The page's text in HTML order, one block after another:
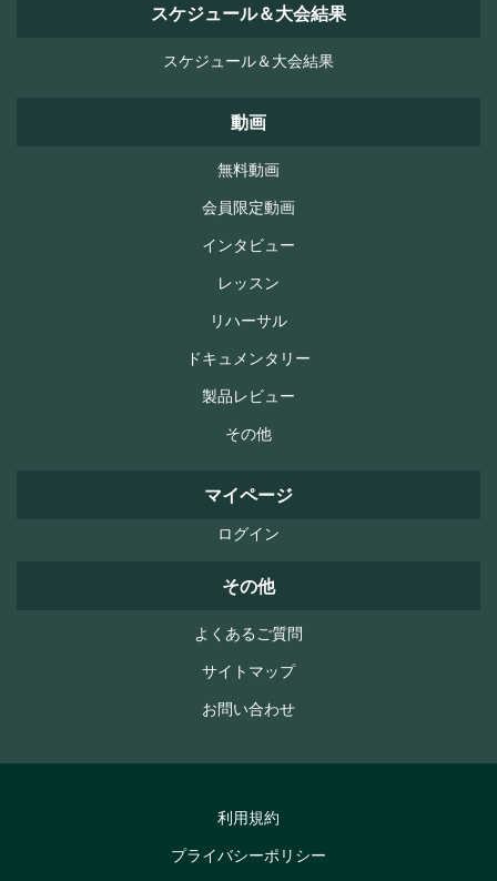
スケジュール＆大会結果
スケジュール＆大会結果
動画
無料動画
会員限定動画
インタビュー
レッスン
リハーサル
ドキュメンタリー
製品レビュー
その他
マイページ
ログイン
その他
よくあるご質問
サイトマップ
お問い合わせ
利用規約
プライバシーポリシー